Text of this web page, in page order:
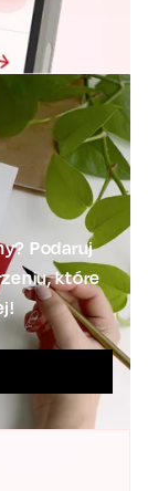
Podaruj
które